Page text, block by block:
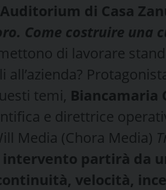
Auditorium di Casa
Come costruire una
di lavorare
all’azienda?
temi, Biancamaria
e direttrice
Media (Chora Media)
intervento partirà da
velocità,